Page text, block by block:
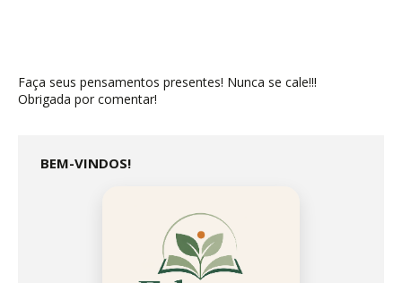
Faça seus pensamentos presentes! Nunca se cale!!!
Obrigada por comentar!
BEM-VINDOS!